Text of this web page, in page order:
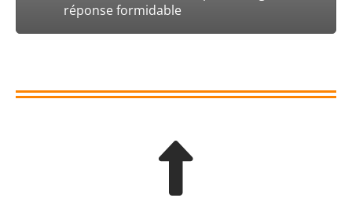
réponse formidable